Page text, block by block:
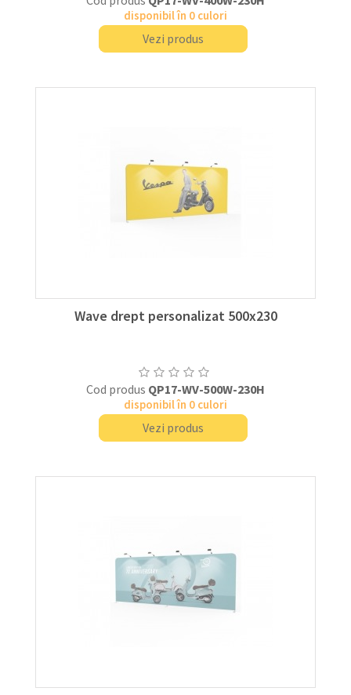
disponibil în 0 culori
Vezi produs
Wave drept personalizat 500x230
Cod produs QP17-WV-500W-230H
disponibil în 0 culori
Vezi produs